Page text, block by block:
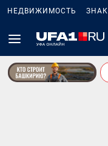
НЕДВИЖИМОСТЬ